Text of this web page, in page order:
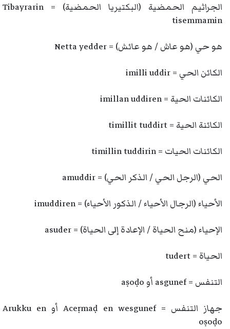
الجراثيم الحمضية (البكتيريا الحمضية) = Tibayrarin
tisemmamin
هو حي (هو عاش / هو عائش) = Netta yedder
الكائن الحي = imilli uddir
الكائنات الحية = imillan uddiren
الكائنة الحية = timillit tuddirt
الكائنات الحيات = timillin tuddirin
الحي (الرجل الحي / الذكر الحي) = amuddir
الأحياء (الرجال الأحياء / الذكور الأحياء) = imuddiren
الإحياء (منح الحياة / الإعادة إلى الحياة) = asuder
الحياة = tudert
التنفس = asgunef أو aṣoḍo
جهاز التنفس = Aceṛmaḍ en wesgunef أو Arukku en
oṣoḍo